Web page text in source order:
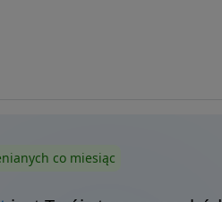
co miesiąc